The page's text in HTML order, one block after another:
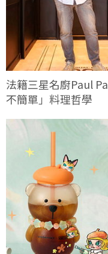
法籍三星名廚Paul
不簡單」料理哲學